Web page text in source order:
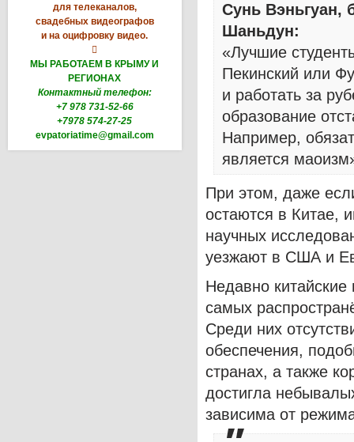
для телеканалов,
свадебных видеографов
и на оцифровку видео.

МЫ РАБОТАЕМ В КРЫМУ И
РЕГИОНАХ
Контактный телефон:
+7 978 731-52-66
+7978 574-27-25
evpatoriatime@gmail.com
Сунь Вэньгуан,
Шаньдун:
«Лучшие
Пекинский или
и работать за
образование
Например,
является
При этом, даже
остаются в Китае,
научных
уезжают в США и
Недавно китайские
самых
Среди них
обеспечения,
странах, а также
достигла
зависима от